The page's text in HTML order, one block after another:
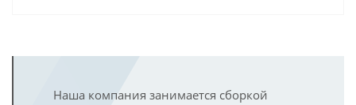
Наша компания занимается сборкой